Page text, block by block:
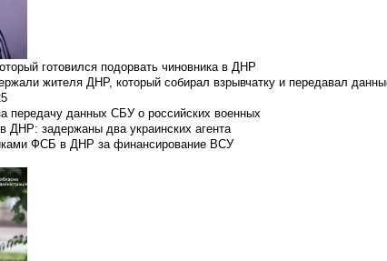
готовился подорвать чиновника в ДНР
жителя ДНР, который собирал взрывчатку и передавал
передачу данных СБУ о российских военных
ДНР: задержаны два украинских агента
ФСБ в ДНР за финансирование ВСУ